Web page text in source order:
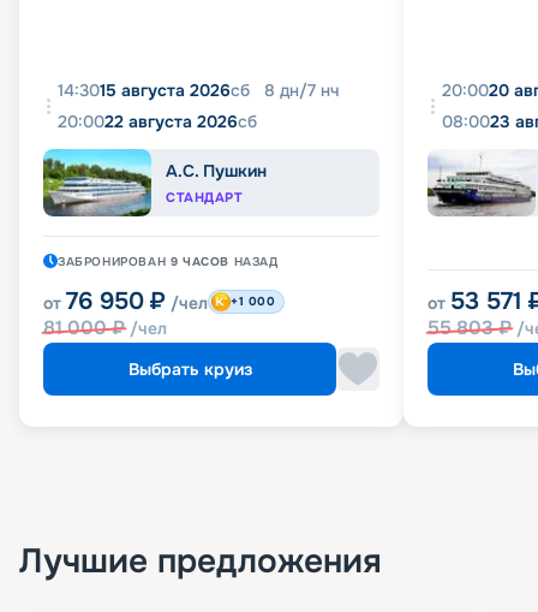
14:3015 августа 2026сб 8 дн/7 нч
20:0022 августа 2026сб
А.С. Пушкин
СТАНДАРТ
ЗАБРОНИРОВАН 9 ЧАСОВ НАЗАД
от 76 950 ₽ /чел
81 000₽ /чел
+1 000
Выбрать круиз
20:0020
08:0023
от 53 571
55 803₽ /
Лучшие предложения